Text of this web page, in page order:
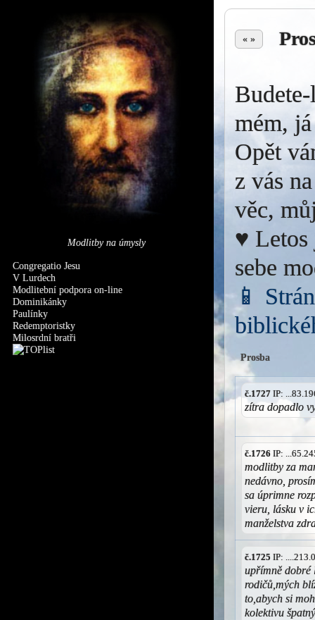
Modlitby na úmysly
Congregatio Jesu
V Lurdech
Modlitební podpora on-line
Dominikánky
Paulínky
Redemptoristky
Milosrdní bratři
« »
mém,
Opět
z vás
věc,
♥ Letos
sebe
📱
Prosba
č.1727 IP:
zítra dopadlo
č.1726 IP:
modlitby za
nedávno,
sa úprimne
vieru, lásku v
manželstva
č.1725 IP:
upřímně dobré
rodičů,mých
to,abych si
kolektivu